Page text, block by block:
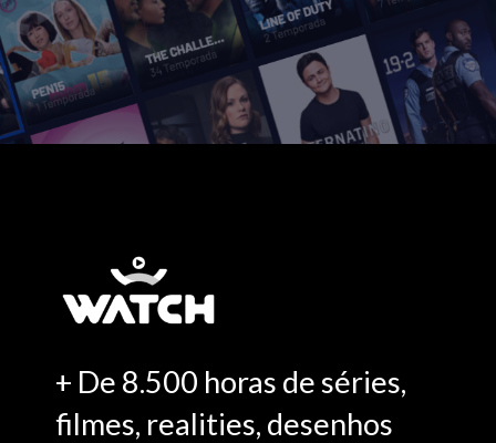
+ De 8.500 horas de séries,
filmes, realities, desenhos